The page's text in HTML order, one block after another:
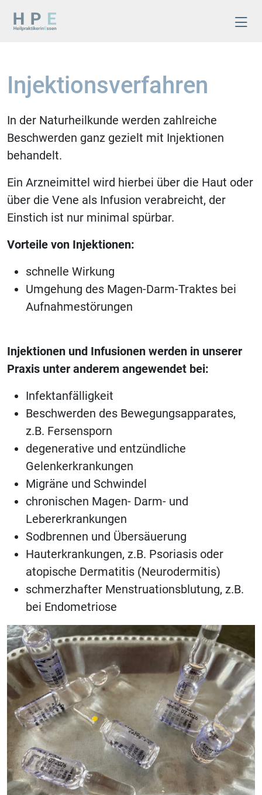
Injektionsverfahren
In der Naturheilkunde werden zahlreiche
Beschwerden ganz gezielt mit Injektionen
behandelt.
Ein Arzneimittel wird hierbei über die Haut oder
über die Vene als Infusion verabreicht, der
Einstich ist nur minimal spürbar.
Vorteile von Injektionen:
schnelle Wirkung
Umgehung des Magen-Darm-Traktes bei
Aufnahmestörungen
Injektionen und Infusionen werden in unserer
Praxis unter anderem angewendet bei:
Infektanfälligkeit
Beschwerden des Bewegungsapparates,
z.B. Fersensporn
degenerative und entzündliche
Gelenkerkrankungen
Migräne und Schwindel
chronischen Magen- Darm- und
Lebererkrankungen
Sodbrennen und Übersäuerung
Hauterkrankungen, z.B. Psoriasis oder
atopische Dermatitis (Neurodermitis)
schmerzhafter Menstruationsblutung, z.B.
bei Endometriose